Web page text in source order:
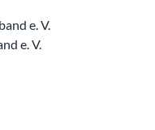
e. V.
e. V.